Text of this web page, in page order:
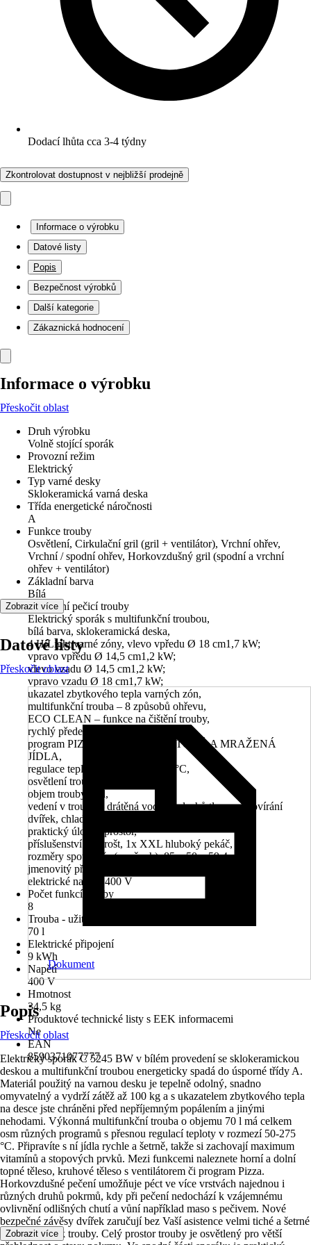
Dodací lhůta cca 3-4 týdny
Zkontrolovat dostupnost v nejbližší prodejně
Informace o výrobku
Datové listy
Popis
Bezpečnost výrobků
Další kategorie
Zákaznická hodnocení
Informace o výrobku
Přeskočit oblast
Druh výrobku
Volně stojící sporák
Provozní režim
Elektrický
Typ varné desky
Sklokeramická varná deska
Třída energetické náročnosti
A
Funkce trouby
Osvětlení, Cirkulační gril (gril + ventilátor), Vrchní ohřev,
Vrchní / spodní ohřev, Horkovzdušný gril (spodní a vrchní
ohřev + ventilátor)
Základní barva
Bílá
Vybavení pečicí trouby
Elektrický sporák s multifunkční troubou,
bílá barva, sklokeramická deska,
4 HiLight varné zóny, vlevo vpředu Ø 18 cm1,7 kW;
vpravo vpředu Ø 14,5 cm1,2 kW;
vlevo vzadu Ø 14,5 cm1,2 kW;
vpravo vzadu Ø 18 cm1,7 kW;
ukazatel zbytkového tepla varných zón,
multifunkční trouba – 8 způsobů ohřevu,
ECO CLEAN – funkce na čištění trouby,
rychlý předehřev trouby,
program PIZZA,program pro HOTOVÁ A MRAŽENÁ
JÍDLA,
regulace teploty v troubě 50–275 °C,
osvětlení trouby,
objem trouby 70 l,
vedení v troubě – drátěná vodítka plechů,tlumené dovírání
dvířek, chladná dvířka trouby,energetická třída – A,
praktický úložný prostor,
příslušenství: 1 x rošt, 1x XXL hluboký pekáč,
rozměry spotřebiče (v x š x h): 85 x 50 x 59,4 cm,
jmenovitý příkon: 9 kW,
elektrické napětí: 400 V
Počet funkcí trouby
8
Trouba - užitečný objem
70 l
Elektrické připojení
9 kWh
Napětí
400 V
Hmotnost
34,5 kg
Produktové technické listy s EEK informacemi
Ne
EAN
8590371077777
Zobrazit více
Datové listy
Přeskočit oblast
Dokument
Popis
Přeskočit oblast
Elektrický sporák C 5245 BW v bílém provedení se sklokeramickou
deskou a multifunkční troubou energeticky spadá do úsporné třídy A.
Materiál použitý na varnou desku je tepelně odolný, snadno
omyvatelný a vydrží zátěž až 100 kg a s ukazatelem zbytkového tepla
na desce jste chráněni před nepříjemným popálením a jinými
nehodami. Výkonná multifunkční trouba o objemu 70 l má celkem
osm různých programů s přesnou regulací teploty v rozmezí 50-275
°C. Připravíte s ní jídla rychle a šetrně, takže si zachovají maximum
vitamínů a stopových prvků. Mezi funkcemi naleznete horní a dolní
topné těleso, kruhové těleso s ventilátorem či program Pizza.
Horkovzdušné pečení umožňuje péct ve více vrstvách najednou i
různých druhů pokrmů, kdy při pečení nedochází k vzájemnému
ovlivnění odlišných chutí a vůní například maso s pečivem. Nové
bezpečné závěsy dvířek zaručují bez Vaší asistence velmi tiché a šetrné
zavírání dvířek trouby. Celý prostor trouby je osvětlený pro větší
Zobrazit více